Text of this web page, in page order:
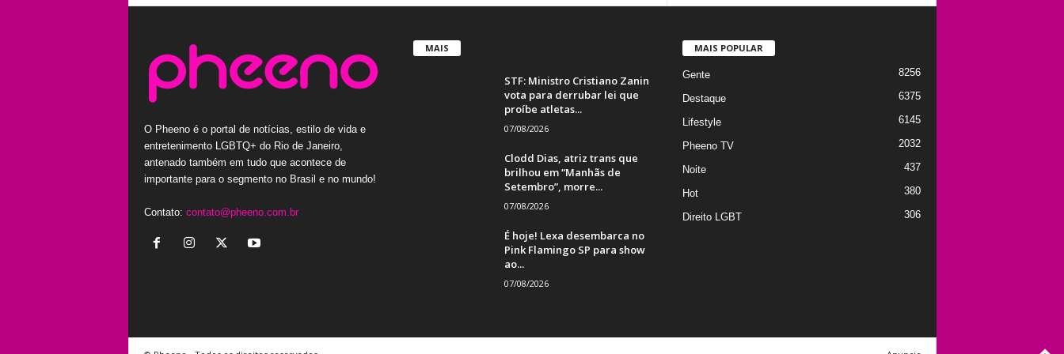
O Pheeno é o portal de notícias, estilo de vida e
entretenimento LGBTQ+ do Rio de Janeiro,
antenado também em tudo que acontece de
importante para o segmento no Brasil e no mundo!
Contato: contato@pheeno.com.br
MAIS
STF: Ministro Cristiano Zanin
vota para derrubar lei que
proíbe atletas...
07/08/2026
Clodd Dias, atriz trans que
brilhou em “Manhãs de
Setembro”, morre...
07/08/2026
É hoje! Lexa desembarca no
Pink Flamingo SP para show
ao...
07/08/2026
MAIS POPULAR
Gente 8256
Destaque 6375
Lifestyle 6145
Pheeno TV 2032
Noite 437
Hot 380
Direito LGBT 306